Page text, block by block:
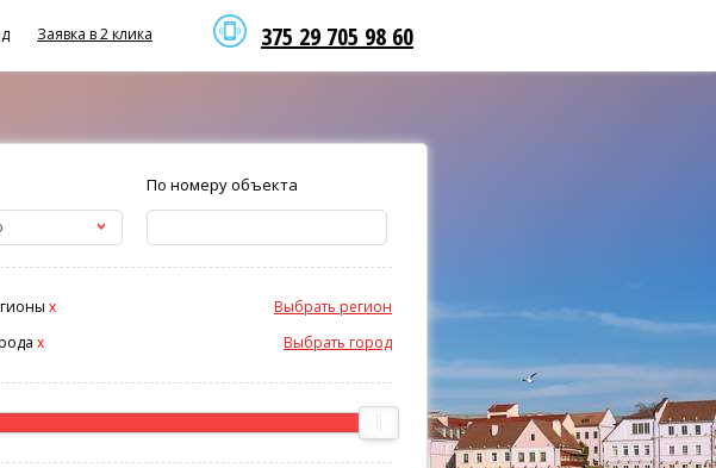
375 29 705 98 60
Заявка в 2 клика
По номеру объекта
Выбрать регион
x
Выбрать город
x